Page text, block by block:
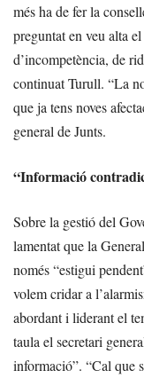
més ha de fer la
preguntat en veu alta
d’incompetència, de
continuat Turull. “La
que ja tens noves
general de Junts.
“Informació
Sobre la gestió del
lamentat que la
només “estigui
volem cridar a
abordant i liderant el
taula el secretari
informació”. “Cal que